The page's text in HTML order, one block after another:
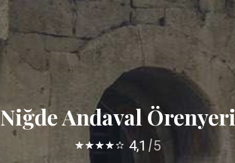
Niğde Andaval Örenyeri
4,1 5